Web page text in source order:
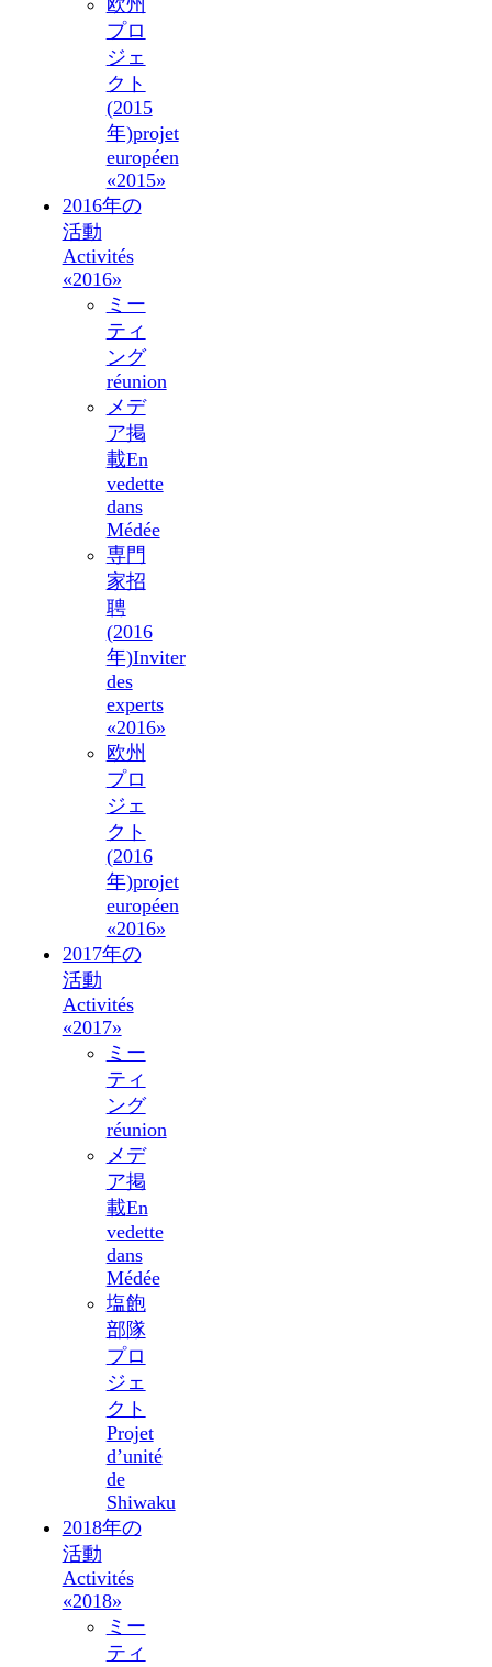
欧州
プロ
ジェ
クト
(2015
年)projet
européen
«2015»
2016年の
活動
Activités
«2016»
ミー
ティ
ング
réunion
メデ
ア掲
載En
vedette
dans
Médée
専門
家招
聘
(2016
年)Inviter
des
experts
«2016»
欧州
プロ
ジェ
クト
(2016
年)projet
européen
«2016»
2017年の
活動
Activités
«2017»
ミー
ティ
ング
réunion
メデ
ア掲
載En
vedette
dans
Médée
塩飽
部隊
プロ
ジェ
クト
Projet
d’unité
de
Shiwaku
2018年の
活動
Activités
«2018»
ミー
ティ